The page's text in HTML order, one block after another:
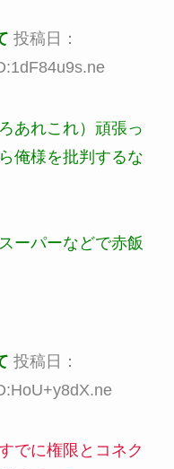
投稿日：
あれこれ）頑張っ
俺様を批判するな
ーパーなどで赤飯
投稿日：
でに権限とコネク